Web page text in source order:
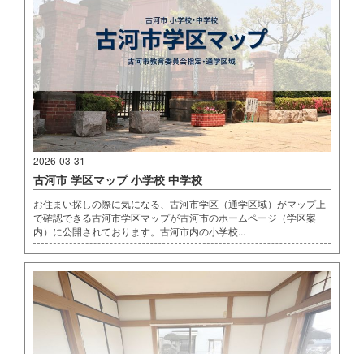
2026-03-31
古河市 学区マップ 小学校 中学校
お住まい探しの際に気になる、古河市学区（通学区域）がマップ上
で確認できる古河市学区マップが古河市のホームページ（学区案
内）に公開されております。古河市内の小学校...